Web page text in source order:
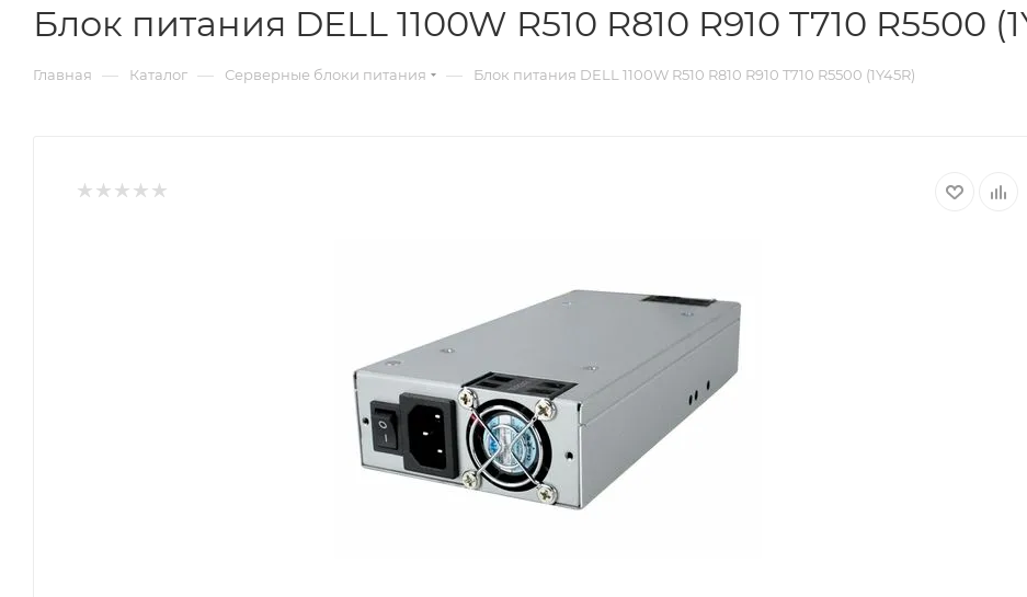
Блок питания DELL 1100W R510 R810 R910 T710 R5500
Главная — Каталог — Серверные блоки питания — Блок питания DELL 1100W R510 R810 R910 T710 R5500 (1Y45R)